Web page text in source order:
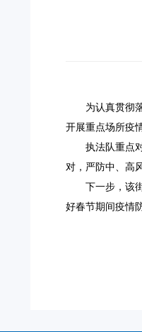
为认真贯彻
开展重点场所疫
执法队重点
对，严防中、高
下一步， 该
好春节期间疫情